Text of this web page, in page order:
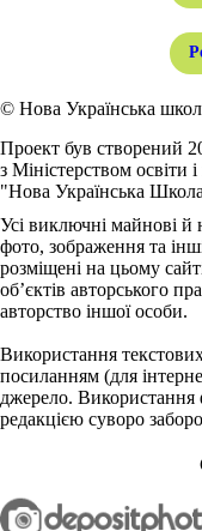
© Нова Українська
Проект був створений
з Міністерством освіти
"Нова Українська
Усі виключні майнові й
фото, зображення та
розміщені на цьому
об’єктів авторського
авторство іншої особи.
Використання
посиланням (для
джерело. Використання
редакцією суворо